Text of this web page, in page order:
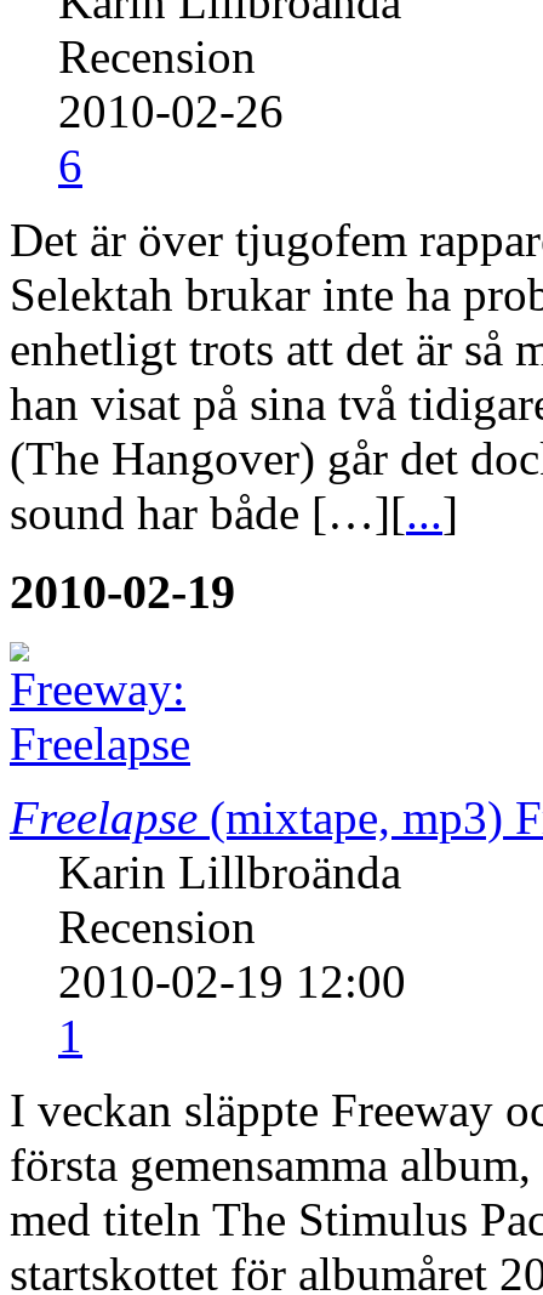
Recension
2010-02-26
6
Det är över tjugofem
Selektah brukar inte ha
enhetligt trots att det är så
han visat på sina två
(The Hangover) går det
sound har både […][...]
2010-02-19
Freelapse (mixtape, mp3)
Karin Lillbroända
Recension
2010-02-19 12:00
1
I veckan släppte Freeway
första gemensamma
med titeln The Stimulus
startskottet för albumåret